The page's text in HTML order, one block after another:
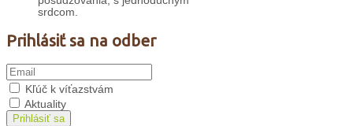
srdcom.
Prihlásiť sa na odber
Kľúč k víťazstvám
Aktuality
Prihlásiť sa